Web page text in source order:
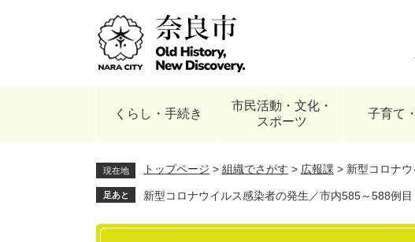
くらし・手続き
市民活動・文化・
スポーツ
子育て
現在地 トップページ > 組織でさがす > 広報課 > 新型コロナ
足あと 新型コロナウイルス感染者の発生／市内585～588例目
本